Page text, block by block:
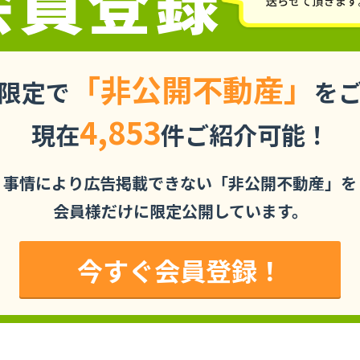
定で 「非公開不動産」 を
現在4,853件ご紹介可能！
事情により広告掲載できない「非公開不動産」を
会員様だけに限定公開しています。
今すぐ会員登録！